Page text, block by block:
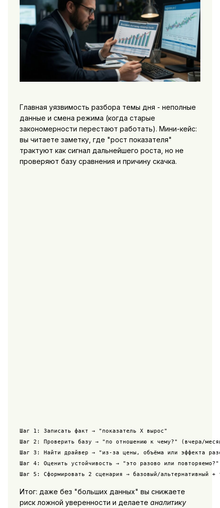
Главная уязвимость разбора темы дня - неполные
данные и смена режима (когда старые
закономерности перестают работать). Мини-кейс:
вы читаете заметку, где "рост показателя"
трактуют как сигнал дальнейшего роста, но не
проверяют базу сравнения и причину скачка.
Шаг 1: Записать факт → "показатель X вырос"
Шаг 2: Проверить базу → "по отношению к чему?" (вчера/
Шаг 3: Найти драйвер → "из-за цены, объёма или эффекта
Шаг 4: Оценить устойчивость → "это разово или повторяемо?"
Шаг 5: Сформировать 2 сценария → базовый/альтернативный +
Итог: даже без "больших данных" вы снижаете
риск ложной уверенности и делаете аналитику